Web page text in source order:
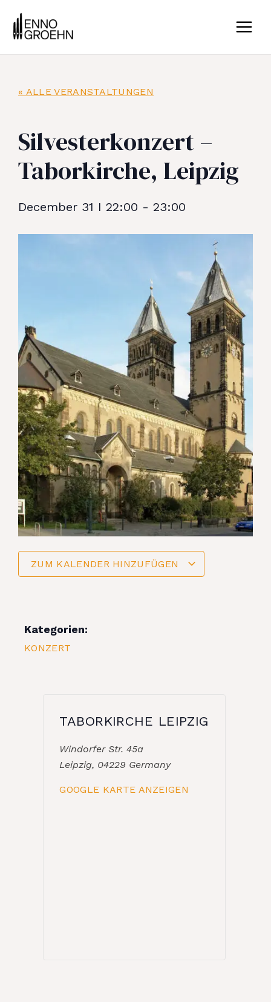
Inhalt
springen
« ALLE VERANSTALTUNGEN
Silvesterkonzert –
Taborkirche, Leipzig
December 31 I 22:00 - 23:00
ZUM KALENDER HINZUFÜGEN
Kategorien:
KONZERT
TABORKIRCHE LEIPZIG
Windorfer Str. 45a
Leipzig, 04229 Germany
GOOGLE KARTE ANZEIGEN